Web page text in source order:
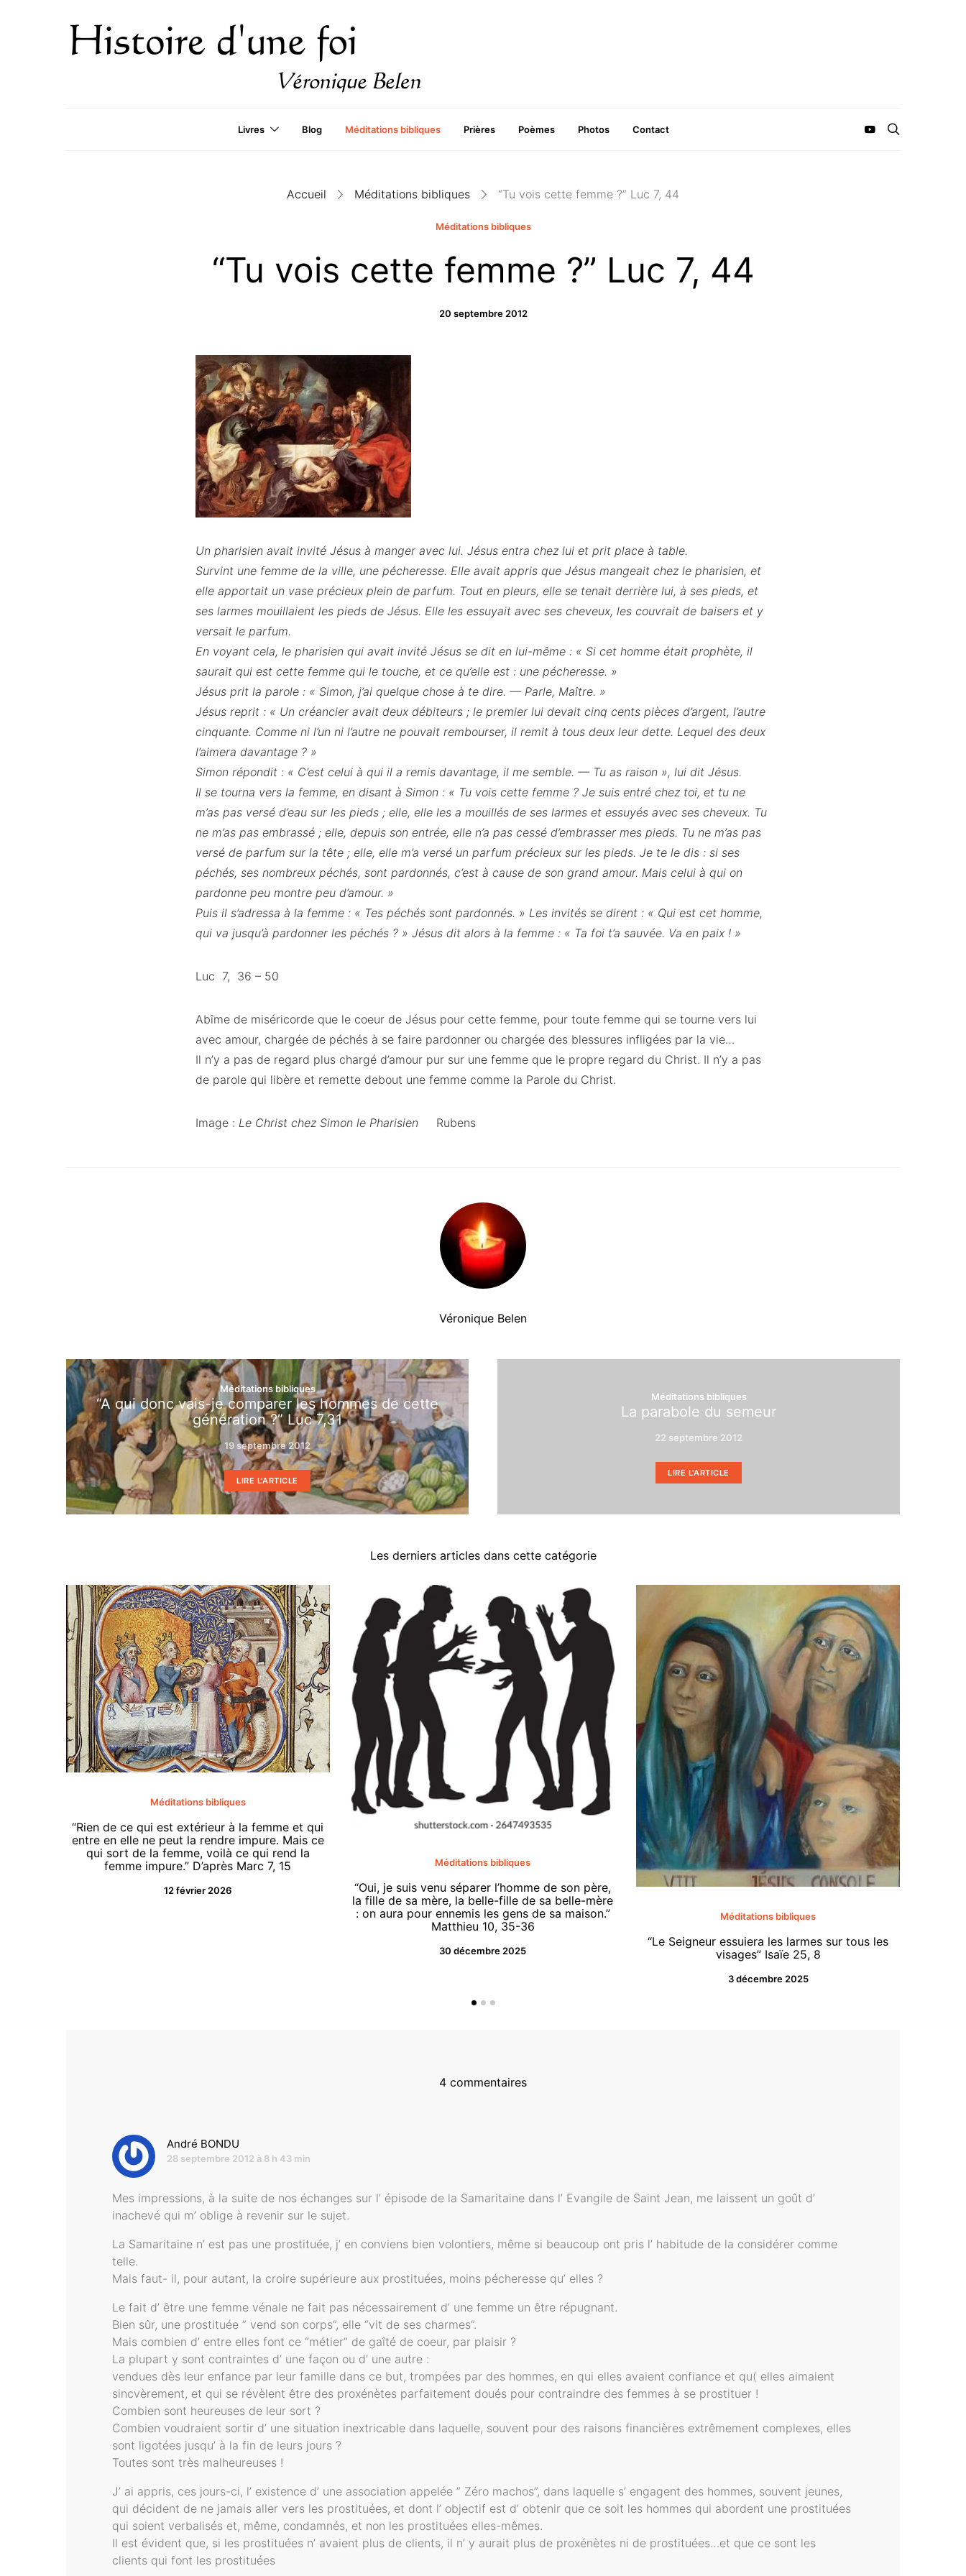
Livres Blog Méditations bibliques Prières Poèmes Photos Contact
Accueil Méditations bibliques “Tu vois cette femme ?” Luc 7, 44
Méditations bibliques
“Tu vois cette femme ?” Luc 7, 44
20 septembre 2012
Un pharisien avait invité Jésus à manger avec lui. Jésus entra chez lui et prit place à table.
Survint une femme de la ville, une pécheresse. Elle avait appris que Jésus mangeait chez le pharisien, et
elle apportait un vase précieux plein de parfum. Tout en pleurs, elle se tenait derrière lui, à ses pieds, et
ses larmes mouillaient les pieds de Jésus. Elle les essuyait avec ses cheveux, les couvrait de baisers et y
versait le parfum.
En voyant cela, le pharisien qui avait invité Jésus se dit en lui-même : « Si cet homme était prophète, il
saurait qui est cette femme qui le touche, et ce qu’elle est : une pécheresse. »
Jésus prit la parole : « Simon, j’ai quelque chose à te dire. — Parle, Maître. »
Jésus reprit : « Un créancier avait deux débiteurs ; le premier lui devait cinq cents pièces d’argent, l’autre
cinquante. Comme ni l’un ni l’autre ne pouvait rembourser, il remit à tous deux leur dette. Lequel des deux
l’aimera davantage ? »
Simon répondit : « C’est celui à qui il a remis davantage, il me semble. — Tu as raison », lui dit Jésus.
Il se tourna vers la femme, en disant à Simon : « Tu vois cette femme ? Je suis entré chez toi, et tu ne
m’as pas versé d’eau sur les pieds ; elle, elle les a mouillés de ses larmes et essuyés avec ses cheveux. Tu
ne m’as pas embrassé ; elle, depuis son entrée, elle n’a pas cessé d’embrasser mes pieds. Tu ne m’as pas
versé de parfum sur la tête ; elle, elle m’a versé un parfum précieux sur les pieds. Je te le dis : si ses
péchés, ses nombreux péchés, sont pardonnés, c’est à cause de son grand amour. Mais celui à qui on
pardonne peu montre peu d’amour. »
Puis il s’adressa à la femme : « Tes péchés sont pardonnés. » Les invités se dirent : « Qui est cet homme,
qui va jusqu’à pardonner les péchés ? » Jésus dit alors à la femme : « Ta foi t’a sauvée. Va en paix ! »
Luc 7, 36 – 50
Abîme de miséricorde que le coeur de Jésus pour cette femme, pour toute femme qui se tourne vers lui
avec amour, chargée de péchés à se faire pardonner ou chargée des blessures infligées par la vie…
Il n’y a pas de regard plus chargé d’amour pur sur une femme que le propre regard du Christ. Il n’y a pas
de parole qui libère et remette debout une femme comme la Parole du Christ.
Image : Le Christ chez Simon le Pharisien Rubens
Véronique Belen
Méditations bibliques
“A qui donc vais-je comparer les hommes de cette
génération ?” Luc 7,31
19 septembre 2012
LIRE L'ARTICLE
Méditations bibliques
La parabole du semeur
22 septembre 2012
LIRE L'ARTICLE
Les derniers articles dans cette catégorie
Méditations bibliques
“Rien de ce qui est extérieur à la femme et qui
entre en elle ne peut la rendre impure. Mais ce
qui sort de la femme, voilà ce qui rend la
femme impure.” D’après Marc 7, 15
12 février 2026
Méditations bibliques
“Oui, je suis venu séparer l’homme de son père,
la fille de sa mère, la belle-fille de sa belle-mère
: on aura pour ennemis les gens de sa maison.”
Matthieu 10, 35-36
30 décembre 2025
Méditations bibliques
“Le Seigneur essuiera les larmes sur tous les
visages” Isaïe 25, 8
3 décembre 2025
4 commentaires
André BONDU
28 septembre 2012 à 8 h 43 min
Mes impressions, à la suite de nos échanges sur l’ épisode de la Samaritaine dans l’ Evangile de Saint Jean, me laissent un goût d’
inachevé qui m’ oblige à revenir sur le sujet.
La Samaritaine n’ est pas une prostituée, j’ en conviens bien volontiers, même si beaucoup ont pris l’ habitude de la considérer comme
telle.
Mais faut- il, pour autant, la croire supérieure aux prostituées, moins pécheresse qu’ elles ?
Le fait d’ être une femme vénale ne fait pas nécessairement d’ une femme un être répugnant.
Bien sûr, une prostituée ” vend son corps”, elle “vit de ses charmes”.
Mais combien d’ entre elles font ce “métier” de gaîté de coeur, par plaisir ?
La plupart y sont contraintes d’ une façon ou d’ une autre :
vendues dès leur enfance par leur famille dans ce but, trompées par des hommes, en qui elles avaient confiance et qu( elles aimaient
sincvèrement, et qui se révèlent être des proxénètes parfaitement doués pour contraindre des femmes à se prostituer !
Combien sont heureuses de leur sort ?
Combien voudraient sortir d’ une situation inextricable dans laquelle, souvent pour des raisons financières extrêmement complexes, elles
sont ligotées jusqu’ à la fin de leurs jours ?
Toutes sont très malheureuses !
J’ ai appris, ces jours-ci, l’ existence d’ une association appelée ” Zéro machos”, dans laquelle s’ engagent des hommes, souvent jeunes,
qui décident de ne jamais aller vers les prostituées, et dont l’ objectif est d’ obtenir que ce soit les hommes qui abordent une prostituées
qui soient verbalisés et, même, condamnés, et non les prostituées elles-mêmes.
Il est évident que, si les prostituées n’ avaient plus de clients, il n’ y aurait plus de proxénètes ni de prostituées…et que ce sont les
clients qui font les prostituées